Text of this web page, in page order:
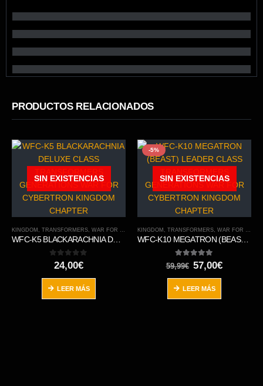
PRODUCTOS RELACIONADOS
SIN EXISTENCIAS
KINGDOM , TRANSFORMERS, WAR FOR CYBERTRON TRILOGY
WFC-K5 BLACKARACHNIA DELUXE CLASS TRANSFORMERS GENERATIONS WAR FOR CYBERTRON KINGDOM CHAPTER
out of 5
24,00€
LEER MÁS
-5%
SIN EXISTENCIAS
KINGDOM , TRANSFORMERS, WAR FOR CYBERTRON TRILOGY
WFC-K10 MEGATRON (BEAST) LEADER CLASS TRANSFORMERS GENERATIONS WAR FOR CYBERTRON KINGDOM CHAPTER
5.00 out of 5
59,99€ El
precio
original
era:
59,99€.
57,00€El
LEER MÁS